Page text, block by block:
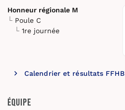
Honneur régionale M
Poule C
1re journée
Calendrier et résultats FFHB
Équipe